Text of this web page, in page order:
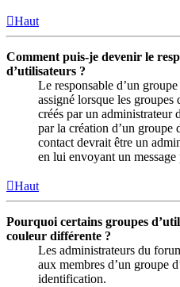
Haut
Comment puis-je devenir le
d’utilisateurs ?
Le responsable d’un
assigné lorsque les
créés par un administrateur
par la création d’un groupe
contact devrait être un
en lui envoyant un message
Haut
Pourquoi certains groupes
couleur différente ?
Les administrateurs du
aux membres d’un groupe
identification.